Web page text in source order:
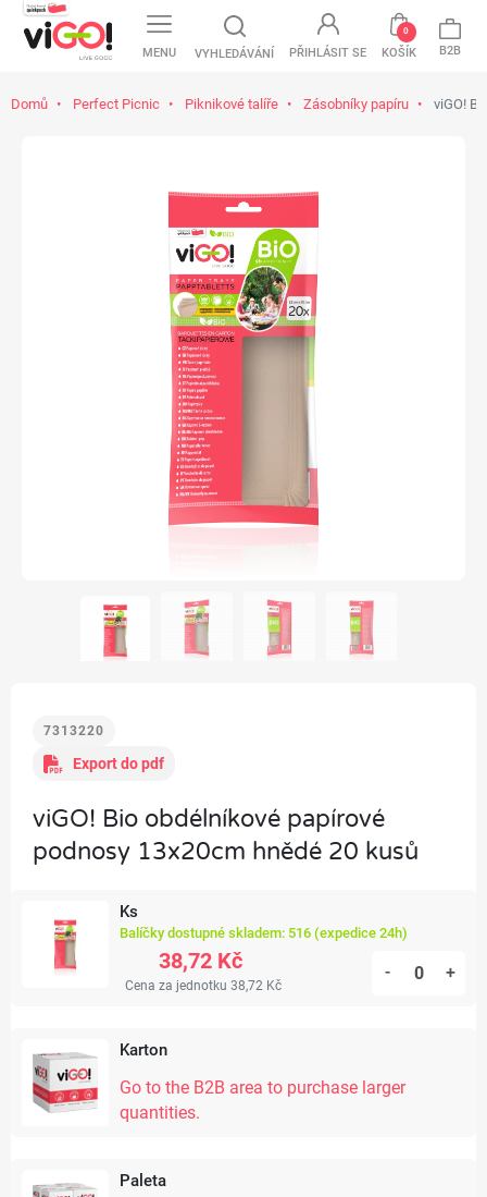
MENU VYHLEDÁVÁNÍ PŘIHLÁSIT SE KOŠÍK
0
B2B
Domů Perfect Picnic Piknikové talíře Zásobníky papíru viGO!
7313220
Export do pdf
viGO! Bio obdélníkové papírové
podnosy 13x20cm hnědé 20 kusů
Ks
Balíčky dostupné skladem: 516 (expedice 24h)
38,72 Kč
Cena za jednotku 38,72 Kč
- +
Karton
Go to the B2B area to purchase larger
quantities.
Paleta